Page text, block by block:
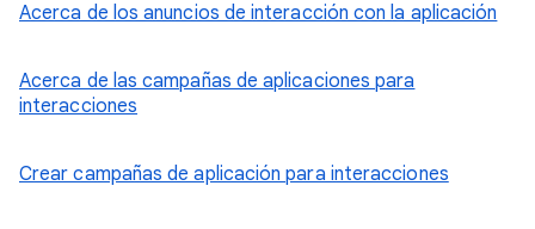
Acerca de los anuncios de interacción con la aplicación
Acerca de las campañas de aplicaciones para
interacciones
Crear campañas de aplicación para interacciones